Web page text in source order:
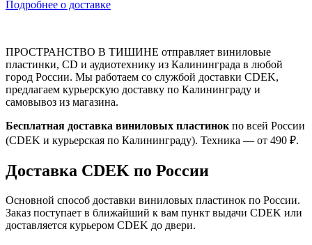
Подробнее о доставке
ПРОСТРАНСТВО В ТИШИНЕ отправляет виниловые
пластинки, CD и аудиотехнику из Калининграда в любой
город России. Мы работаем со службой доставки CDEK,
предлагаем курьерскую доставку по Калининграду и
самовывоз из магазина.
Бесплатная доставка виниловых пластинок по всей России
(CDEK и курьерская по Калининграду). Техника — от 490 ₽.
Доставка CDEK по России
Основной способ доставки виниловых пластинок по России.
Заказ поступает в ближайший к вам пункт выдачи CDEK или
доставляется курьером CDEK до двери.